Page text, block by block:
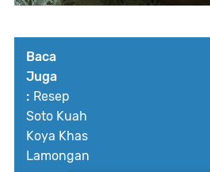
Baca
Juga
: Resep
Soto Kuah
Koya Khas
Lamongan